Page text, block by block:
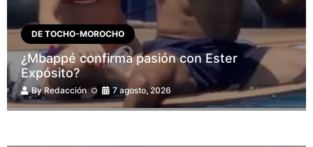
DE TOCHO-MOROCHO
¿Mbappé confirma pasión con Ester
Expósito?
ByRedacción 7 agosto, 2026